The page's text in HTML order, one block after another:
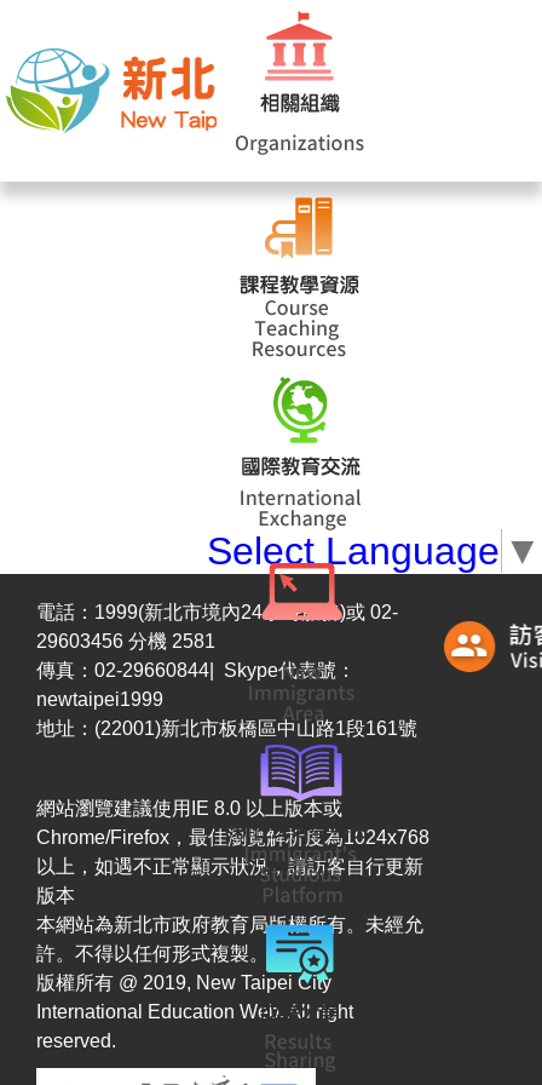
Select Language ▼
電話：1999(新北市境內24小時服務)或 02-
29603456 分機 2581
傳真：02-29660844| Skype代表號：
newtaipei1999
地址：(22001)新北市板橋區中山路1段161號
網站瀏覽建議使用IE 8.0 以上版本或
Chrome/Firefox，最佳瀏覽解析度為1024x768
以上，如遇不正常顯示狀況，請訪客自行更新
版本
本網站為新北市政府教育局版權所有。未經允
許。不得以任何形式複製。
版權所有 @ 2019, New Taipei City
International Education Web. All right
reserved.